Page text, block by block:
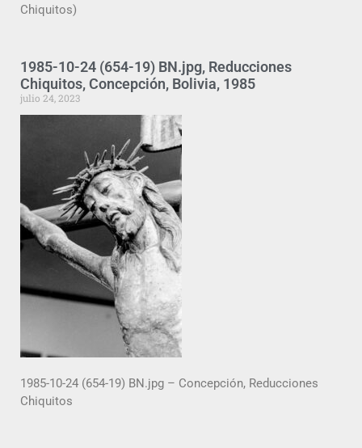
Chiquitos)
1985-10-24 (654-19) BN.jpg, Reducciones
Chiquitos, Concepción, Bolivia, 1985
julio 24, 2023
1985-10-24 (654-19) BN.jpg – Concepción, Reducciones
Chiquitos